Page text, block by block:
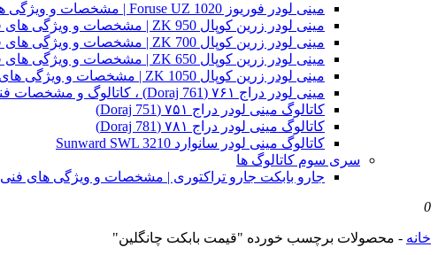
مینی لودر فوریوز Foruse UZ 1020 | مشخصات و ویژگی های فنی
مینی لودر زرین کوپال ZK 950 | مشخصات و ویژگی های فنی zk950
مینی لودر زرین کوپال ZK 700 | مشخصات و ویژگی های فنی zk700
مینی لودر زرین کوپال ZK 650 | مشخصات و ویژگی های فنی zk650
مینی لودر زرین کوپال ZK 1050 | مشخصات و ویژگی های فنی zk1050
مینی لودر دراج ۷۶۱ (Doraj 761) ، کاتالوگ و مشخصات فنی بابکت دوراج
کاتالوگ مینی لودر دراج ۷۵۱ (Doraj 751)
کاتالوگ مینی لودر دراج ۷۸۱ (Doraj 781)
کاتالوگ مینی لودر سانوارد Sunward SWL 3210
سری سوم کاتالوگ ها
جارو بابکت جارو تراکتوری | مشخصات و ویژگی های فنی
0
خانه - محصولات برچسب خورده "قیمت بابکت چانگلین"